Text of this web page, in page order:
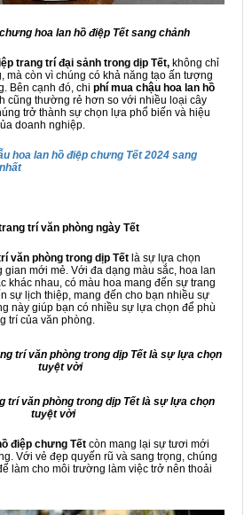
hoa lan hồ điệp Tết sang chảnh
trang trí đại sảnh trong dịp Tết, không chỉ
mà còn vì chúng có khả năng tạo ấn tượng
Bên cạnh đó, chi phí mua chậu hoa lan hồ
cũng thường rẻ hơn so với nhiều loại cây
trở thành sự chọn lựa phổ biến và hiệu
doanh nghiệp.
hoa lan hồ điệp chưng Tết 2024 sang
trí văn phòng ngày Tết
văn phòng trong dịp Tết là sự lựa chọn
gian mới mẻ. Với đa dạng màu sắc, hoa lan
khác nhau, có màu hoa mang đến sự trang
sự lịch thiệp, mang đến cho bạn nhiều sự
này giúp bạn có nhiều sự lựa chọn để phù
trí của văn phòng.
trí văn phòng trong dịp Tết là sự lựa chọn
tuyệt vời
điệp chưng Tết còn mang lại sự tươi mới
Với vẻ đẹp quyến rũ và sang trọng, chúng
làm cho môi trường làm việc trở nên thoải